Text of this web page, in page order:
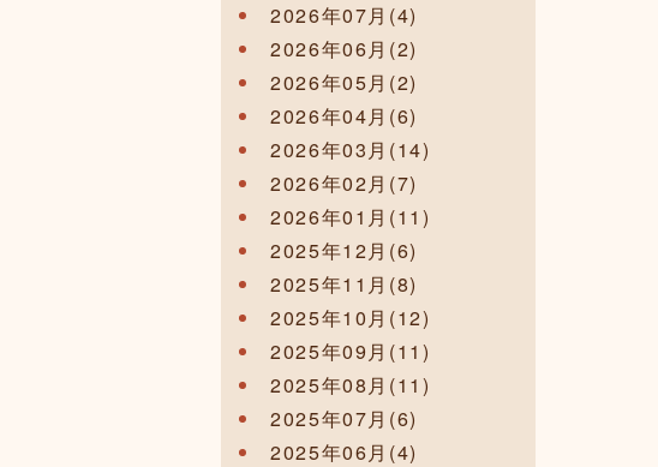
2026年07月(4)
2026年06月(2)
2026年05月(2)
2026年04月(6)
2026年03月(14)
2026年02月(7)
2026年01月(11)
2025年12月(6)
2025年11月(8)
2025年10月(12)
2025年09月(11)
2025年08月(11)
2025年07月(6)
2025年06月(4)